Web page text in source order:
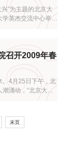
”为主题的北京大
学英杰交流中心举
院士，学术委员会
宁，北京大学副秘
兴、常务副院长杜
召开2009年春
。4月25日下午，北
涌动，“北京大学
这里隆重举行。本
展，共畅美好未
副院长白志强教...
末页